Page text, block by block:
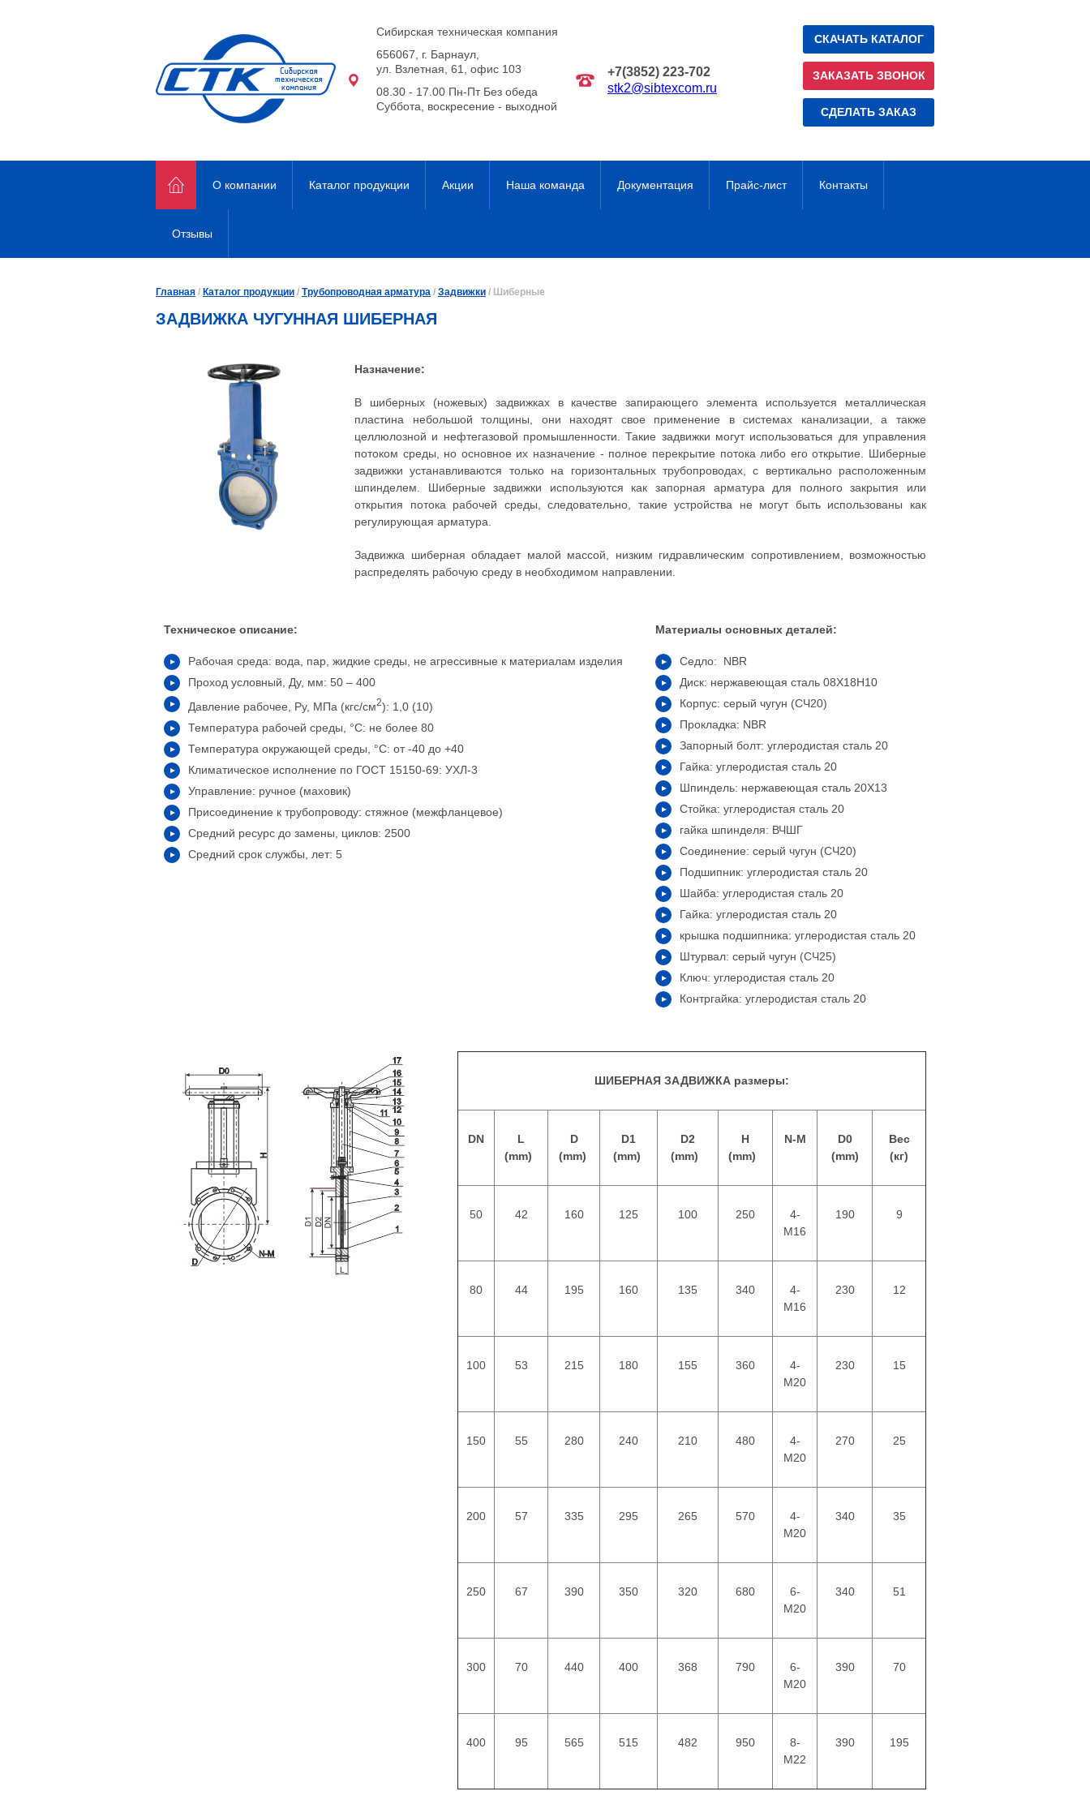
Сибирская техническая компания
656067
г. Барнаул
ул. Взлетная, 61, офис 103
08.30 - 17.00 Пн-Пт Без обеда
Суббота, воскресение - выходной
+7(3852) 223-702
stk2@sibtexcom.ru
СКАЧАТЬ КАТАЛОГ
ЗАКАЗАТЬ ЗВОНОК
СДЕЛАТЬ ЗАКАЗ
О компании Каталог продукции Акции Наша команда Документация Прайс-лист Контакты
Отзывы
Главная / Каталог продукции / Трубопроводная арматура / Задвижки / Шиберные
ЗАДВИЖКА ЧУГУННАЯ ШИБЕРНАЯ
Назначение:
В шиберных (ножевых) задвижках в качестве запирающего элемента используется металлическая
пластина небольшой толщины, они находят свое применение в системах канализации, а также
целлюлозной и нефтегазовой промышленности. Такие задвижки могут использоваться для управления
потоком среды, но основное их назначение - полное перекрытие потока либо его открытие. Шиберные
задвижки устанавливаются только на горизонтальных трубопроводах, с вертикально расположенным
шпинделем. Шиберные задвижки используются как запорная арматура для полного закрытия или
открытия потока рабочей среды, следовательно, такие устройства не могут быть использованы как
регулирующая арматура.
Задвижка шиберная обладает малой массой, низким гидравлическим сопротивлением, возможностью
распределять рабочую среду в необходимом направлении.
Техническое описание:
Рабочая среда: вода, пар, жидкие среды, не агрессивные к материалам изделия
Проход условный, Ду, мм: 50 – 400
Давление рабочее, Ру, МПа (кгс/см2): 1,0 (10)
Температура рабочей среды, °С: не более 80
Температура окружающей среды, °С: от -40 до +40
Климатическое исполнение по ГОСТ 15150-69: УХЛ-3
Управление: ручное (маховик)
Присоединение к трубопроводу: стяжное (межфланцевое)
Средний ресурс до замены, циклов: 2500
Средний срок службы, лет: 5
Материалы основных деталей:
Седло: NBR
Диск: нержавеющая сталь 08Х18Н10
Корпус: серый чугун (СЧ20)
Прокладка: NBR
Запорный болт: углеродистая сталь 20
Гайка: углеродистая сталь 20
Шпиндель: нержавеющая сталь 20Х13
Стойка: углеродистая сталь 20
гайка шпинделя: ВЧШГ
Соединение: серый чугун (СЧ20)
Подшипник: углеродистая сталь 20
Шайба: углеродистая сталь 20
Гайка: углеродистая сталь 20
крышка подшипника: углеродистая сталь 20
Штурвал: серый чугун (СЧ25)
Ключ: углеродистая сталь 20
Контргайка: углеродистая сталь 20
ШИБЕРНАЯ ЗАДВИЖКА размеры:
DN
L
(mm)
D
(mm)
D1
(mm)
D2
(mm)
H
(mm)
N-M
D0
(mm)
Вес
(кг)
50 42 160 125 100 250
4-
M16
190 9
80 44 195 160 135 340
4-
M16
230 12
100 53 215 180 155 360
4-
M20
230 15
150 55 280 240 210 480
4-
M20
270 25
200 57 335 295 265 570
4-
M20
340 35
250 67 390 350 320 680
6-
M20
340 51
300 70 440 400 368 790
6-
M20
390 70
400 95 565 515 482 950
8-
M22
390 195